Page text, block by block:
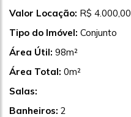
Valor Locação: R$ 4.000,00
Tipo do Imóvel: Conjunto
Área Útil: 98m²
Área Total: 0m²
Salas:
Banheiros: 2